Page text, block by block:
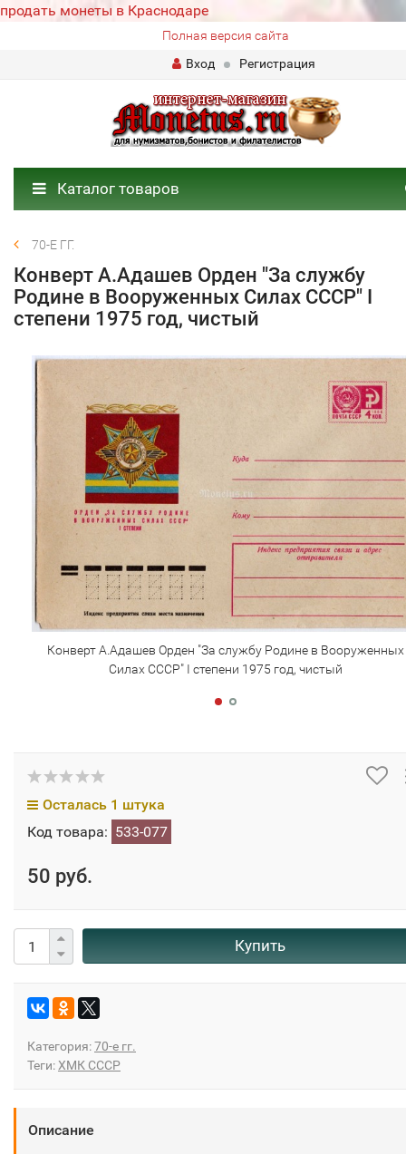
продать монеты в Краснодаре
Полная версия сайта
Вход
Регистрация
Каталог товаров
70-Е ГГ.
Конверт А.Адашев Орден "За службу
Родине в Вооруженных Силах СССР" I
степени 1975 год, чистый
Конверт А.Адашев Орден "За службу Родине в Вооруженных
Силах СССР" I степени 1975 год, чистый
Осталась 1 штука
Код товара: 533-077
50 руб.
Купить
Категория:70-е гг.
Теги:ХМК СССР
Описание